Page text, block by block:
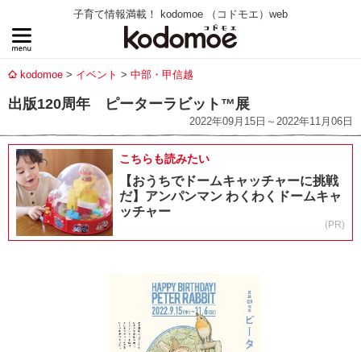
子育て情報満載！ kodomoe （コドモエ）web
kodomoe イベント 中部・甲信越
出版120周年 ピーターラビット™展
2022年09月15日～2022年11月06日
こちらも読みたい
【おうちでドームキャッチャーに挑戦
だ】アンパンマン わくわくドームキャ
ッチャー
(PR)